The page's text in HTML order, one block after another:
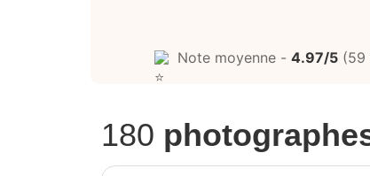
Note moyenne - 4.97/5 (59
180